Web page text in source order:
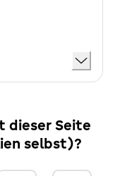
dieser Seite
selbst)?